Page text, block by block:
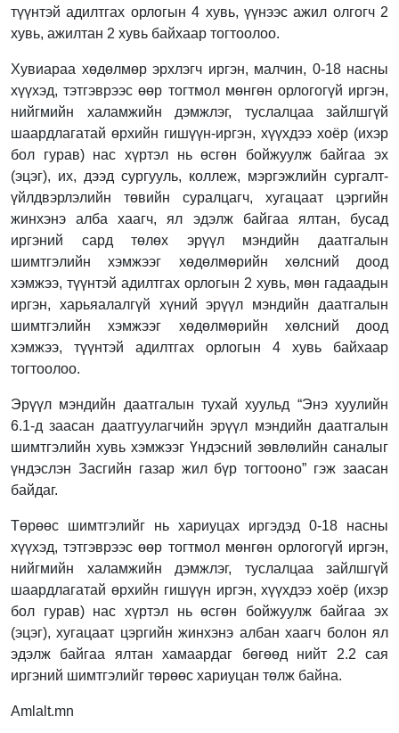
түүнтэй адилтгах орлогын 4 хувь, үүнээс ажил олгогч 2
хувь, ажилтан 2 хувь байхаар тогтоолоо.
Хувиараа хөдөлмөр эрхлэгч иргэн, малчин, 0-18 насны
хүүхэд, тэтгэврээс өөр тогтмол мөнгөн орлогогүй иргэн,
нийгмийн халамжийн дэмжлэг, туслалцаа зайлшгүй
шаардлагатай өрхийн гишүүн-иргэн, хүүхдээ хоёр (ихэр
бол гурав) нас хүртэл нь өсгөн бойжуулж байгаа эх
(эцэг), их, дээд сургууль, коллеж, мэргэжлийн сургалт-
үйлдвэрлэлийн төвийн суралцагч, хугацаат цэргийн
жинхэнэ алба хаагч, ял эдэлж байгаа ялтан, бусад
иргэний сард төлөх эрүүл мэндийн даатгалын
шимтгэлийн хэмжээг хөдөлмөрийн хөлсний доод
хэмжээ, түүнтэй адилтгах орлогын 2 хувь, мөн гадаадын
иргэн, харьяалалгүй хүний эрүүл мэндийн даатгалын
шимтгэлийн хэмжээг хөдөлмөрийн хөлсний доод
хэмжээ, түүнтэй адилтгах орлогын 4 хувь байхаар
тогтоолоо.
Эрүүл мэндийн даатгалын тухай хуульд “Энэ хуулийн
6.1-д заасан даатгуулагчийн эрүүл мэндийн даатгалын
шимтгэлийн хувь хэмжээг Үндэсний зөвлөлийн саналыг
үндэслэн Засгийн газар жил бүр тогтооно” гэж заасан
байдаг.
Төрөөс шимтгэлийг нь хариуцах иргэдэд 0-18 насны
хүүхэд, тэтгэврээс өөр тогтмол мөнгөн орлогогүй иргэн,
нийгмийн халамжийн дэмжлэг, туслалцаа зайлшгүй
шаардлагатай өрхийн гишүүн иргэн, хүүхдээ хоёр (ихэр
бол гурав) нас хүртэл нь өсгөн бойжуулж байгаа эх
(эцэг), хугацаат цэргийн жинхэнэ албан хаагч болон ял
эдэлж байгаа ялтан хамаардаг бөгөөд нийт 2.2 сая
иргэний шимтгэлийг төрөөс хариуцан төлж байна.
Amlalt.mn